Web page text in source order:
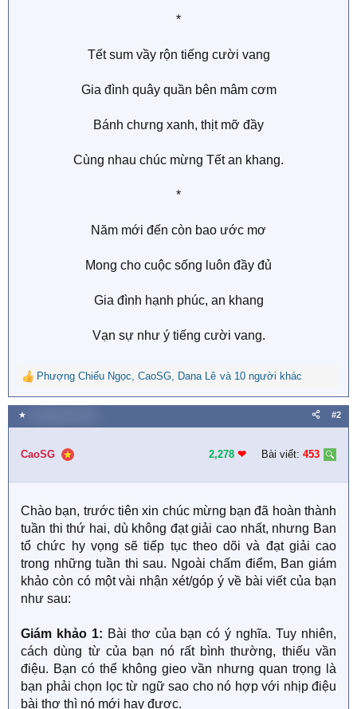
*
Tết sum vầy rộn tiếng cười vang
Gia đình quây quần bên mâm cơm
Bánh chưng xanh, thịt mỡ đầy
Cùng nhau chúc mừng Tết an khang.
*
Năm mới đến còn bao ước mơ
Mong cho cuộc sống luôn đầy đủ
Gia đình hạnh phúc, an khang
Vạn sự như ý tiếng cười vang.​
R
e
a
c
i
n
:
Phượng Chiếu Ngọc, CaoSG, Dana Lê và 10 người khác
★ #2
CaoSG 2,278 ❤︎ Bài viết: 453
Chào bạn, trước tiên xin chúc mừng bạn đã hoàn thành
tuần thi thứ hai, dù không đạt giải cao nhất, nhưng Ban
tổ chức hy vọng sẽ tiếp tục theo dõi và đạt giải cao
trong những tuần thi sau. Ngoài chấm điểm, Ban giám
khảo còn có một vài nhận xét/góp ý về bài viết của bạn
như sau:
Giám khảo 1: Bài thơ của bạn có ý nghĩa. Tuy nhiên,
cách dùng từ của bạn nó rất bình thường, thiếu vần
điệu. Bạn có thể không gieo vần nhưng quan trọng là
bạn phải chọn lọc từ ngữ sao cho nó hợp với nhịp điệu
bài thơ thì nó mới hay được.